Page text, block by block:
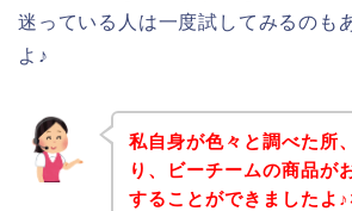
迷っている人は一度試してみるのも
よ♪
私自身が色々と調べた所
り、ビーチームの商品が
することができましたよ